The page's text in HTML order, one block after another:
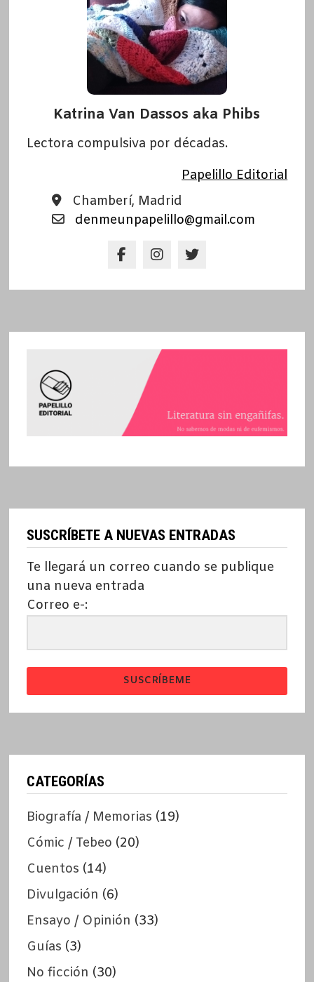
Katrina Van Dassos aka Phibs
Lectora compulsiva por décadas.
Papelillo Editorial
Chamberí, Madrid
denmeunpapelillo@gmail.com
SUSCRÍBETE A NUEVAS ENTRADAS
Te llegará un correo cuando se publique
una nueva entrada
Correo e-:
SUSCRÍBEME
CATEGORÍAS
Biografía / Memorias (19)
Cómic / Tebeo (20)
Cuentos (14)
Divulgación (6)
Ensayo / Opinión (33)
Guías (3)
No ficción (30)